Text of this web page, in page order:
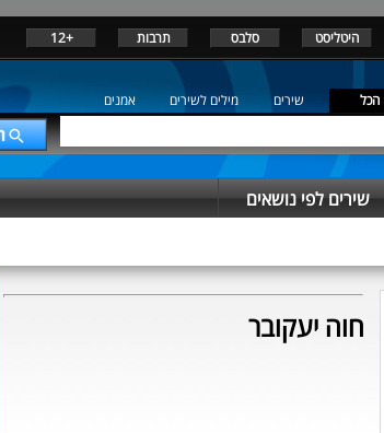
היטליסט סלבס תרבות +12
הכל שירים מילים לשירים אמנים
שירים לפי נושאים
חוה יעקובר